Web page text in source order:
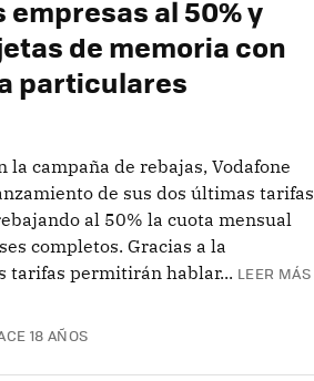
al 50% y
de memoria con
particulares
la campaña de rebajas, Vodafone
de sus dos últimas tarifas
al 50% la cuota mensual
completos. Gracias a la
tarifas permitirán hablar... LEER MÁS
18 AÑOS